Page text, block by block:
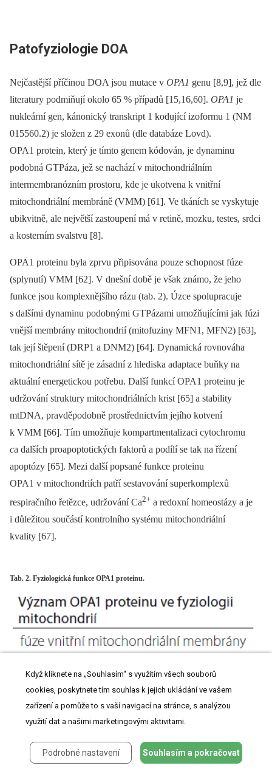
Patofyziologie DOA
Nejčastější příčinou DOA jsou mutace v OPA1 genu [8,9], jež dle
literatury podmiňují okolo 65 % případů [15,16,60]. OPA1 je
nukleární gen, kánonický transkript 1 kodující izoformu 1 (NM
015560.2) je složen z 29 exonů (dle databáze Lovd).
OPA1 protein, který je tímto genem kódován, je dynaminu
podobná GTPáza, jež se nachází v mitochondriálním
intermembranózním prostoru, kde je ukotvena k vnitřní
mitochondriální membráně (VMM) [61]. Ve tkáních se vyskytuje
ubikvitně, ale největší zastoupení má v retině, mozku, testes, srdci
a kosterním svalstvu [8].
OPA1 proteinu byla zprvu připisována pouze schopnost fúze
(splynutí) VMM [62]. V dnešní době je však známo, že jeho
funkce jsou komplexnějšího rázu (tab. 2). Úzce spolupracuje
s dalšími dynaminu podobnými GTPázami umožňujícími jak fúzi
vnější membrány mitochondrií (mitofuziny MFN1, MFN2) [63],
tak její štěpení (DRP1 a DNM2) [64]. Dynamická rovnováha
mitochondriální sítě je zásadní z hlediska adaptace buňky na
aktuální energetickou potřebu. Další funkcí OPA1 proteinu je
udržování struktury mitochondriálních krist [65] a stability
mtDNA, pravděpodobně prostřednictvím jejího kotvení
k VMM [66]. Tím umožňuje kompartmentalizaci cytochromu
ca dalších proapoptotických faktorů a podílí se tak na řízení
apoptózy [65]. Mezi další popsané funkce proteinu
OPA1 v mitochondriích patří sestavování superkomplexů
respiračního řetězce, udržování Ca2+ a redoxní homeostázy a je
i důležitou součástí kontrolního systému mitochondriální
kvality [67].
Tab. 2. Fyziologická funkce OPA1 proteinu.
Když kliknete na „Souhlasím“ s využitím všech souborů
cookies, poskytnete tím souhlas k jejich ukládání ve vašem
zařízení a pomůže to s vaší navigací na stránce, s analýzou
využití dat a našimi marketingovými aktivitami.
Podrobné nastavení Souhlasím a pokračovat